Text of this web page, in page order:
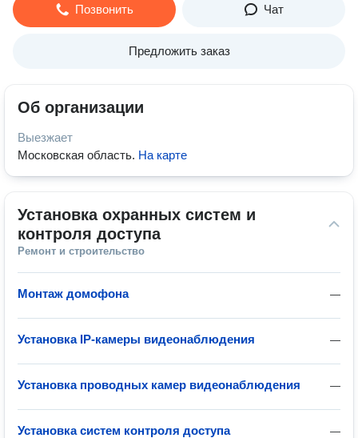
Позвонить Чат
Предложить заказ
Об организации
Выезжает
Московская область. На карте
Установка охранных систем и
контроля доступа
Ремонт и строительство
—
Монтаж домофона
—
Установка IP-камеры видеонаблюдения
—
Установка проводных камер видеонаблюдения
—
Установка систем контроля доступа